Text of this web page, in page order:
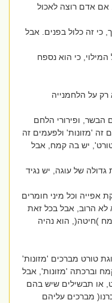
אדם רוצה לאכול
זה כלול בפנים. אבל
כי הוא נספח
על הלחמנייה
ופירורי הלחם
'מזונות' ולפעמים זה
יש בה קמח, אבל
של עוגה, יש נגיד
וכל מיני חומרים
הרוב, אבל בכל זאת
)חיטה(, הוא נהיה
טורט מברכים 'מזונות'
וברכתה 'מזונות', אבל
תבשילים שיש בהם
מברכים עליהם